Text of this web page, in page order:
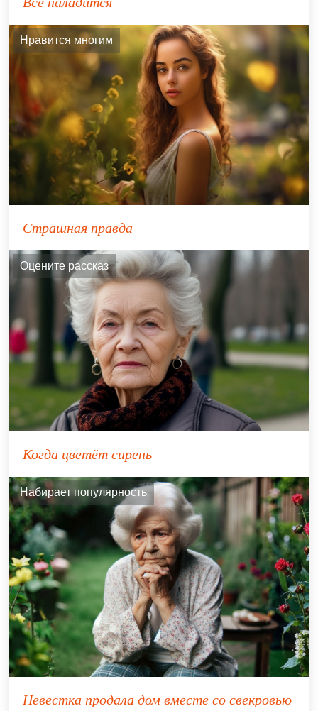
Нравится многим
Страшная правда
Оцените рассказ
Когда цветёт сирень
Набирает популярность
Невестка продала дом вместе со свекровью